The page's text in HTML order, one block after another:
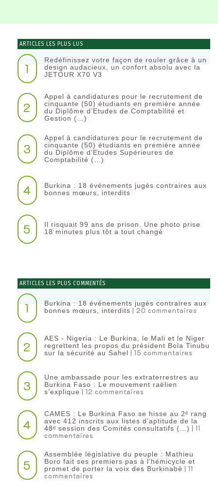
ARTICLES LES PLUS LUS
1
Redéfinissez votre façon de rouler grâce à un
design audacieux, un confort absolu avec la
JETOUR X70 V3
2
Appel à candidatures pour le recrutement de
cinquante (50) étudiants en première année
du Diplôme d’Etudes de Comptabilité et
Gestion (…)
3
Appel à candidatures pour le recrutement de
cinquante (50) étudiants en première année
du Diplôme d’Etudes Supérieures de
Comptabilité (…)
4
Burkina : 18 événements jugés contraires aux
bonnes mœurs, interdits
5
Il risquait 99 ans de prison. Une photo prise
18 minutes plus tôt a tout changé
ARTICLES LES PLUS COMMENTÉS
1
Burkina : 18 événements jugés contraires aux
bonnes mœurs, interdits | 20 commentaires
2
AES - Nigeria : Le Burkina, le Mali et le Niger
regrettent les propos du président Bola Tinubu
sur la sécurité au Sahel | 15 commentaires
3
Une ambassade pour les extraterrestres au
Burkina Faso : Le mouvement raëlien
s’explique | 12 commentaires
4
CAMES : Le Burkina Faso se hisse au 2ᵉ rang
avec 412 inscrits aux listes d’aptitude de la
48ᵉ session des Comités consultatifs (…) | 11
commentaires
5
Assemblée législative du peuple : Mathieu
Boro fait ses premiers pas à l’hémicycle et
promet de porter la voix des Burkinabè | 11
commentaires